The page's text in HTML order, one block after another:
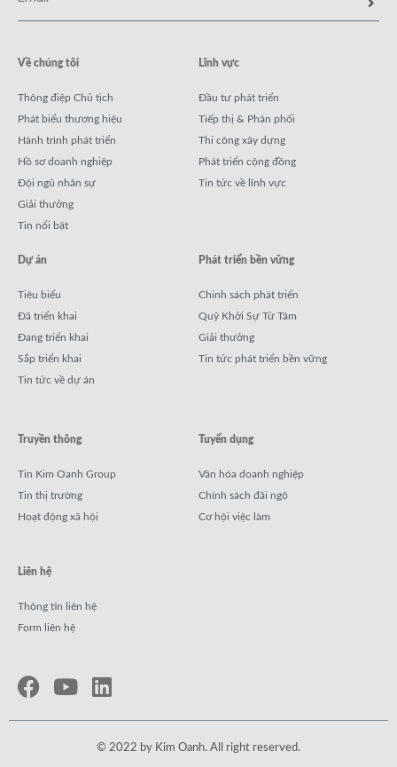
Về chúng tôi
Thông điệp Chủ tịch
Phát biểu thương hiệu
Hành trình phát triển
Hồ sơ doanh nghiệp
Đội ngũ nhân sự
Giải thưởng
Tin nổi bật
Lĩnh vực
Đầu tư phát triển
Tiếp thị & Phân phối
Thi công xây dựng
Phát triển cộng đồng
Tin tức về lĩnh vực
Dự án
Tiêu biểu
Đã triển khai
Đang triển khai
Sắp triển khai
Tin tức về dự án
Phát triển bền vững
Chinh sách phát triển
Quỹ Khởi Sự Từ Tâm
Giải thưởng
Tin tức phát triển bền vững
Truyền thông
Tin Kim Oanh Group
Tin thị trường
Hoạt động xã hội
Tuyển dụng
Văn hóa doanh nghiệp
Chính sách đãi ngộ
Cơ hội việc làm
Liên hệ
Thông tin liên hệ
Form liên hệ
© 2022 by Kim Oanh. All right reserved.